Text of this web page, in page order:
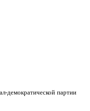
демократической партии